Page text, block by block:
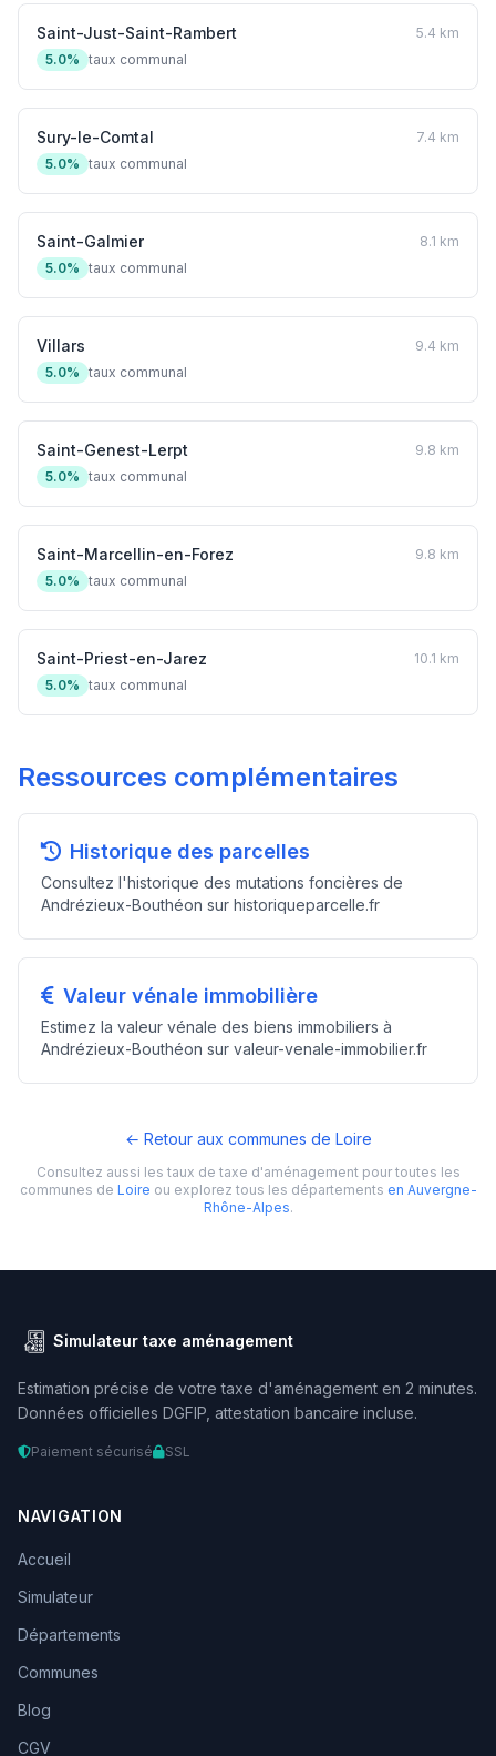
Saint-Just-Saint-Rambert
5.4 km
5.0% taux communal
Sury-le-Comtal
7.4 km
5.0% taux communal
Saint-Galmier
8.1 km
5.0% taux communal
Villars
9.4 km
5.0% taux communal
Saint-Genest-Lerpt
9.8 km
5.0% taux communal
Saint-Marcellin-en-Forez
9.8 km
5.0% taux communal
Saint-Priest-en-Jarez
10.1 km
5.0% taux communal
Ressources complémentaires
Historique des parcelles
Consultez l'historique des mutations foncières de
Andrézieux-Bouthéon sur historiqueparcelle.fr
Valeur vénale immobilière
Estimez la valeur vénale des biens immobiliers à
Andrézieux-Bouthéon sur valeur-venale-immobilier.fr
← Retour aux communes de Loire
Consultez aussi les taux de taxe d'aménagement pour toutes les
communes de Loire ou explorez tous les départements en Auvergne-
Rhône-Alpes.
Simulateur taxe aménagement
Estimation précise de votre taxe d'aménagement en 2 minutes.
Données officielles DGFIP, attestation bancaire incluse.
Paiement sécurisé SSL
NAVIGATION
Accueil
Simulateur
Départements
Communes
Blog
CGV